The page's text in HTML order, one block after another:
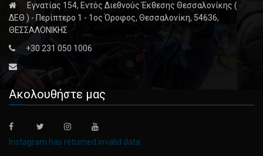
Εγνατίας 154, Εντός Διεθνούς Έκθεσης Θεσσαλονίκης (
ΔΕΘ ) - Περίπτερο 1 - 1ος Όροφος, Θεσσαλονίκη, 54636,
ΘΕΣΣΑΛΟΝΙΚΗΣ
+30 231 050 1006
Ακολουθήστε μας
Instagram has returned invalid data.